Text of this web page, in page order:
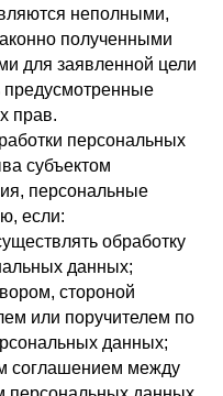
неполными,
полученными
для заявленной цели
предусмотренные
прав.
персональных
субъектом
персональные
если:
обработку
данных;
стороной
или поручителем по
данных;
соглашением между